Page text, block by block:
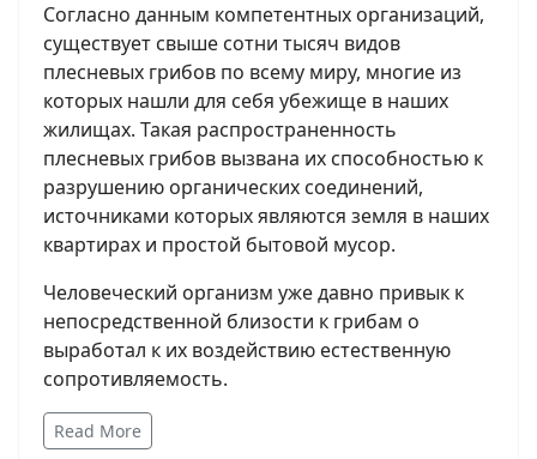
Согласно данным компетентных организаций,
существует свыше сотни тысяч видов
плесневых грибов по всему миру, многие из
которых нашли для себя убежище в наших
жилищах. Такая распространенность
плесневых грибов вызвана их способностью к
разрушению органических соединений,
источниками которых являются земля в наших
квартирах и простой бытовой мусор.
Человеческий организм уже давно привык к
непосредственной близости к грибам о
выработал к их воздействию естественную
сопротивляемость.
Read More